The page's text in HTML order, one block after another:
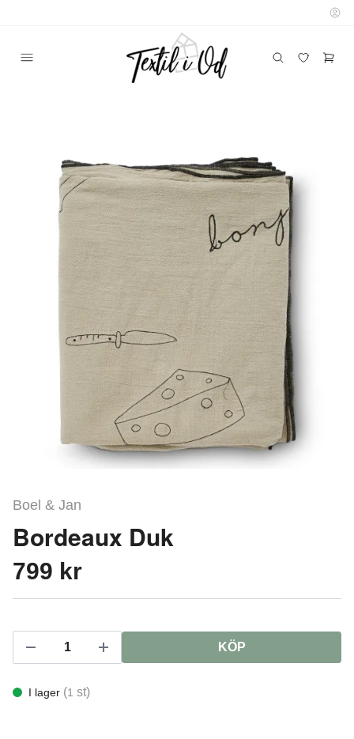
Boel & Jan
Bordeaux Duk
799 kr
KÖP
I lager (1 st)